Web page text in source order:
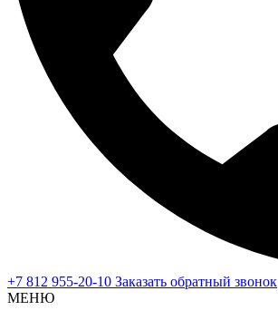
+7 812 955-20-10 Заказать обратный звонок
МЕНЮ